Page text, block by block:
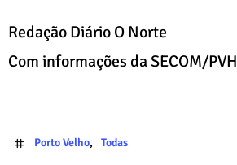
Redação Diário O Norte
Com informações da SECOM/PVH
Porto Velho Todas